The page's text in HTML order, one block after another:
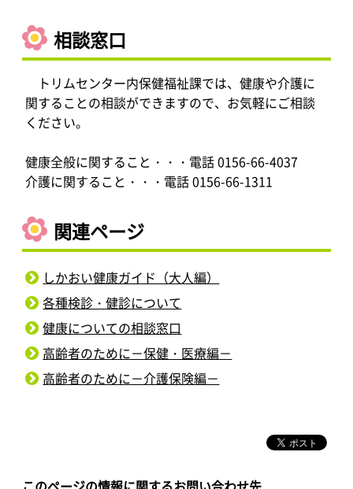
相談窓口
トリムセンター内保健福祉課では、健康や介護に
関することの相談ができますので、お気軽にご相談
ください。
健康全般に関すること・・・電話 0156-66-4037
介護に関すること・・・電話 0156-66-1311
関連ページ
しかおい健康ガイド（大人編）
各種検診・健診について
健康についての相談窓口
高齢者のために－保健・医療編－
高齢者のために－介護保険編－